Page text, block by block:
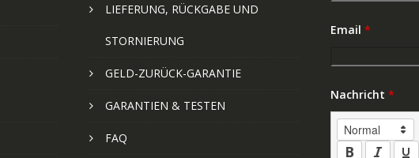
LIEFERUNG, RÜCKGABE UND
STORNIERUNG
GELD-ZURÜCK-GARANTIE
GARANTIEN & TESTEN
FAQ
Email *
Nachricht *